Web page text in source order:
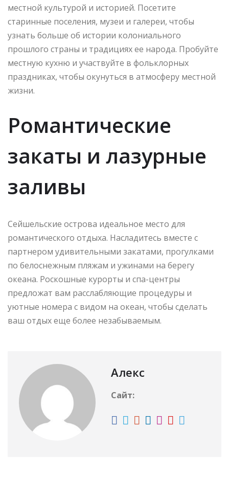
местной культурой и историей. Посетите
старинные поселения, музеи и галереи, чтобы
узнать больше об истории колониального
прошлого страны и традициях ее народа. Пробуйте
местную кухню и участвуйте в фольклорных
праздниках, чтобы окунуться в атмосферу местной
жизни.
Романтические
закаты и лазурные
заливы
Сейшельские острова идеальное место для
романтического отдыха. Насладитесь вместе с
партнером удивительными закатами, прогулками
по белоснежным пляжам и ужинами на берегу
океана. Роскошные курорты и спа-центры
предложат вам расслабляющие процедуры и
уютные номера с видом на океан, чтобы сделать
ваш отдых еще более незабываемым.
Алекс
Сайт: